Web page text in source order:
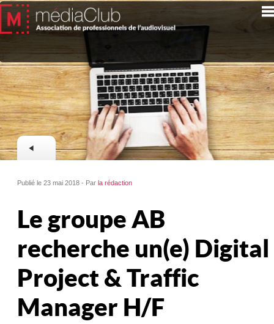
Publié le 23 mai 2018 - Parla rédaction
Le groupe AB
recherche un(e) Digital
Project & Traffic
Manager H/F